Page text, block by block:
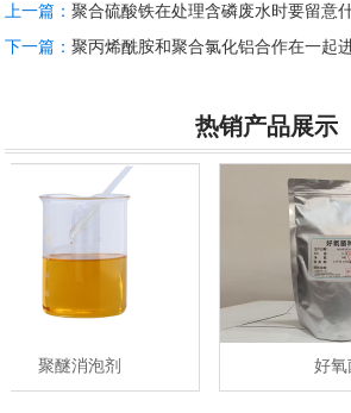
上一篇：聚合硫酸铁在处理含磷废水时要留意
下一篇：聚丙烯酰胺和聚合氯化铝合作在一起
热销产品展示
聚醚消泡剂 好氧菌